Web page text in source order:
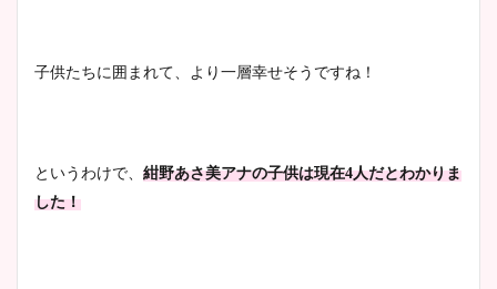
子供たちに囲まれて、より一層幸せそうですね！
というわけで、 紺野あさ美アナの子供は現在4人だとわかりま
した！